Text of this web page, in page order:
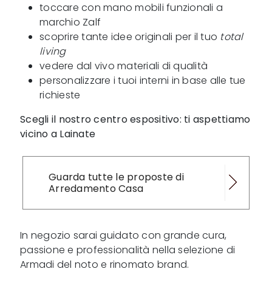
toccare con mano mobili funzionali a
marchio Zalf
scoprire tante idee originali per il tuo total
living
vedere dal vivo materiali di qualità
personalizzare i tuoi interni in base alle tue
richieste
Scegli il nostro centro espositivo: ti aspettiamo
vicino a Lainate
Guarda tutte le proposte di
Arredamento Casa
In negozio sarai guidato con grande cura,
passione e professionalità nella selezione di
Armadi del noto e rinomato brand.